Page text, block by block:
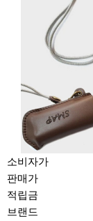
소비자가
판매가
적립금
브랜드